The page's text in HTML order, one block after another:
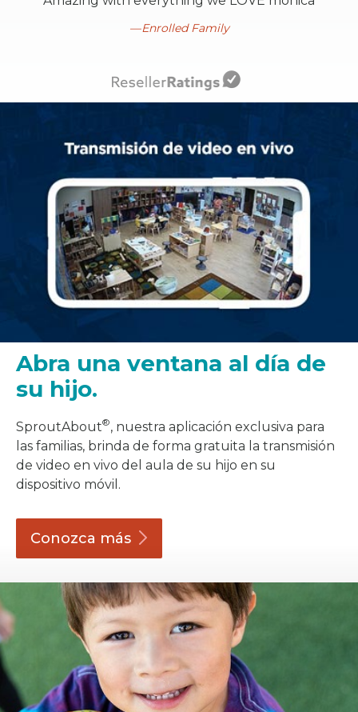
Enrolled Family
Abra una ventana al día de
su hijo.
SproutAbout®, nuestra aplicación exclusiva para
las familias, brinda de forma gratuita la transmisión
de video en vivo del aula de su hijo en su
dispositivo móvil.
Conozca más